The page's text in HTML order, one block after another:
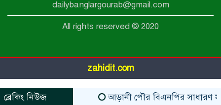
পোরশায় ৭ মাসে ১৯ জনের অপমৃত্যু,
dailybanglargourab@gmail.com
All rights reserved © 2020
ব্রেকিং নিউজ আড়ানী পৌর বিএনপির সাধারণ
zahidit.com
https://www.kaabait.com